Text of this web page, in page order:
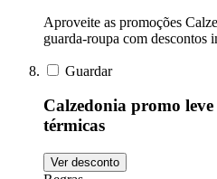
Aproveite as promoções
guarda-roupa com descontos
Guardar
Calzedonia promo leve
térmicas
Ver desconto